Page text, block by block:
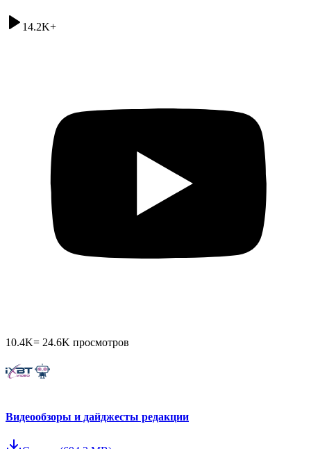
14.2K+
10.4K= 24.6K просмотров
Видеообзоры и дайджесты редакции